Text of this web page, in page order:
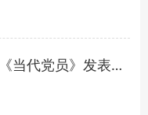
和践行正确政绩观，起决定性作用的是党性》